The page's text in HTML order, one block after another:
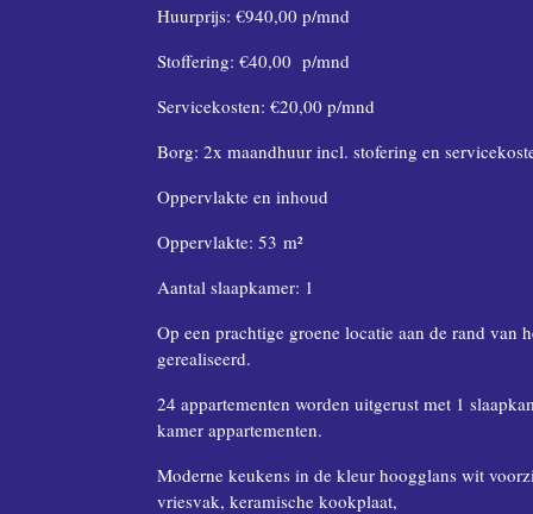
Huurprijs: €940,00 p/mnd
Stoffering: €40,00 p/mnd
Servicekosten: €20,00 p/mnd
Borg: 2x maandhuur incl. stofering en
Oppervlakte en inhoud
Oppervlakte: 53 m²
Aantal slaapkamer: 1
Op een prachtige groene locatie aan de rand van
gerealiseerd.
24 appartementen worden uitgerust met 1
kamer appartementen.
Moderne keukens in de kleur hoogglans wit
vriesvak, keramische kookplaat,